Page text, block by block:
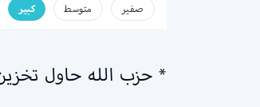
صفير متوسط كبير
* حزب الله حاول